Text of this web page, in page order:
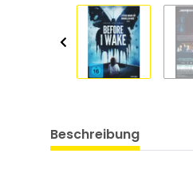
Beschreibung